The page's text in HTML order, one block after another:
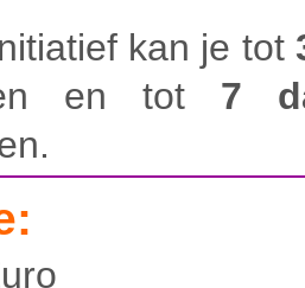
kan je tot
en tot 7